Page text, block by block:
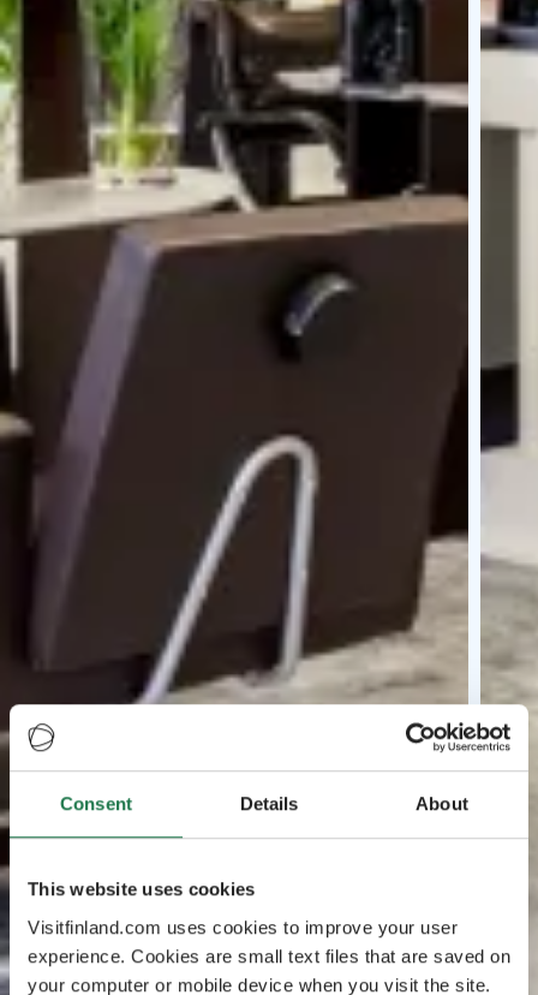
Consent Details About
This website uses cookies
Visitfinland.com uses cookies to improve your user
experience. Cookies are small text files that are saved on
your computer or mobile device when you visit the site.